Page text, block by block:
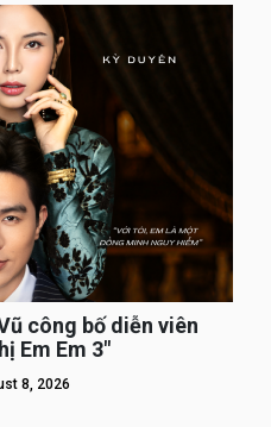
công bố diễn viên
Em Em 3″
8, 2026